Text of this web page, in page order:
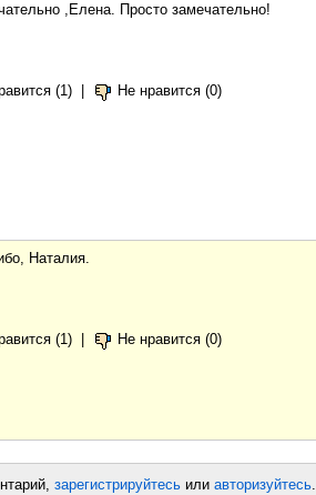
,Елена. Просто замечательно!
(1) Не нравится (0)
Наталия.
(1) Не нравится (0)
зарегистрируйтесь или авторизуйтесь.